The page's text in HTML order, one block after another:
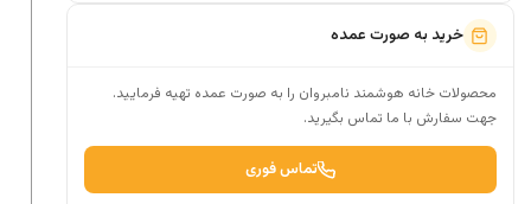
خرید به صورت عمده
محصولات خانه هوشمند نامبروان را به صورت عمده تهیه فرمایید.
جهت سفارش با ما تماس بگیرید.
تماس فوری